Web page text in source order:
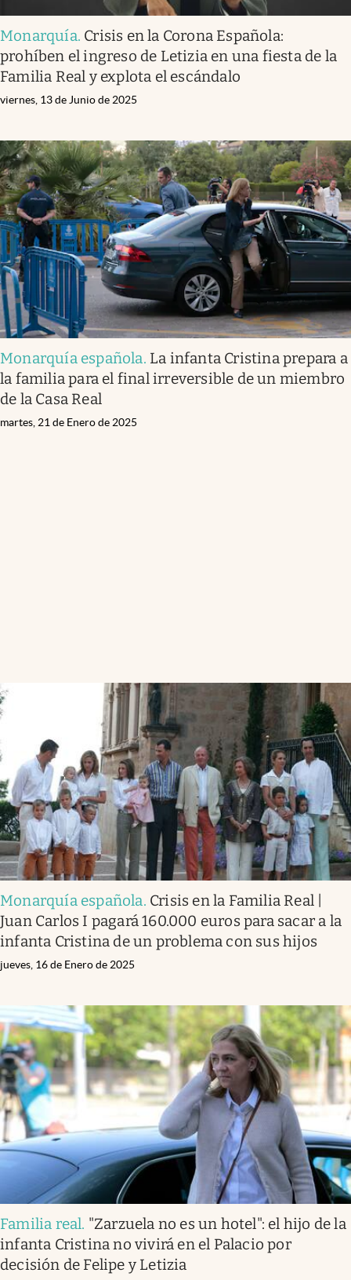
Monarquía. Crisis en la Corona Española:
prohíben el ingreso de Letizia en una fiesta de la
Familia Real y explota el escándalo
viernes, 13 de Junio de 2025
Monarquía española. La infanta Cristina prepara a
la familia para el final irreversible de un miembro
de la Casa Real
martes, 21 de Enero de 2025
Monarquía española. Crisis en la Familia Real |
Juan Carlos I pagará 160.000 euros para sacar a la
infanta Cristina de un problema con sus hijos
jueves, 16 de Enero de 2025
Familia real. "Zarzuela no es un hotel": el hijo de la
infanta Cristina no vivirá en el Palacio por
decisión de Felipe y Letizia